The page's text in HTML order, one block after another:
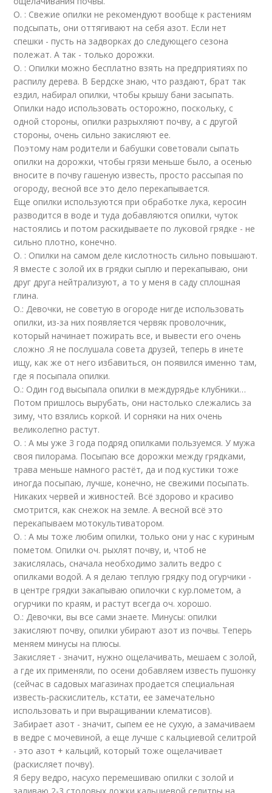
О. : Свежие опилки не рекомендуют вообще к растениям
подсыпать, они оттягивают на себя азот. Если нет
спешки - пусть на задворках до следующего сезона
полежат. А так - только дорожки.
О. : Опилки можно бесплатно взять на предприятиях по
распилу дерева. В Бердске знаю, что раздают, брат так
ездил, набирал опилки, чтобы крышу бани засыпать.
Опилки надо использовать осторожно, поскольку, с
одной стороны, опилки разрыхляют почву, а с другой
стороны, очень сильно закисляют ее.
Поэтому нам родители и бабушки советовали сыпать
опилки на дорожки, чтобы грязи меньше было, а осенью
вносите в почву гашеную известь, просто рассыпая по
огороду, весной все это дело перекапывается.
Еще опилки используются при обработке лука, керосин
разводится в воде и туда добавляются опилки, чуток
настоялись и потом раскидываете по луковой грядке - не
сильно плотно, конечно.
О. : Опилки на самом деле кислотность сильно повышают.
Я вместе с золой их в грядки сыплю и перекапываю, они
друг друга нейтрализуют, а то у меня в саду сплошная
глина.
О.: Девочки, не советую в огороде нигде использовать
опилки, из-за них появляется червяк проволочник,
который начинает пожирать все, и вывести его очень
сложно .Я не послушала совета друзей, теперь в инете
ищу, как же от него избавиться, он появился именно там,
где я посыпала опилки.
О.: Один год высыпала опилки в междурядье клубники…
Потом пришлось вырубать, они настолько слежались за
зиму, что взялись коркой. И сорняки на них очень
великолепно растут.
О. : А мы уже 3 года подряд опилками пользуемся. У мужа
своя пилорама. Посыпаю все дорожки между грядками,
трава меньше намного растёт, да и под кустики тоже
иногда посыпаю, лучше, конечно, не свежими посыпать.
Никаких червей и живностей. Всё здорово и красиво
смотрится, как снежок на земле. А весной всё это
перекапываем мотокультиватором.
О. : А мы тоже любим опилки, только они у нас с куриным
пометом. Опилки оч. рыхлят почву, и, чтоб не
закислялась, сначала необходимо залить ведро с
опилками водой. А я делаю теплую грядку под огурчики -
в центре грядки закапываю опилочки с кур.пометом, а
огурчики по краям, и растут всегда оч. хорошо.
О.: Девочки, вы все сами знаете. Минусы: опилки
закисляют почву, опилки убирают азот из почвы. Теперь
меняем минусы на плюсы.
Закисляет - значит, нужно ощелачивать, мешаем с золой,
а где их применяли, по осени добавляем известь пушонку
(сейчас в садовых магазинах продается специальная
известь-раскислитель, кстати, ее замечательно
использовать и при выращивании клематисов).
Забирает азот - значит, сыпем ее не сухую, а замачиваем
в ведре с мочевиной, а еще лучше с кальциевой селитрой
- это азот + кальций, который тоже ощелачивает
(раскисляет почву).
Я беру ведро, насухо перемешиваю опилки с золой и